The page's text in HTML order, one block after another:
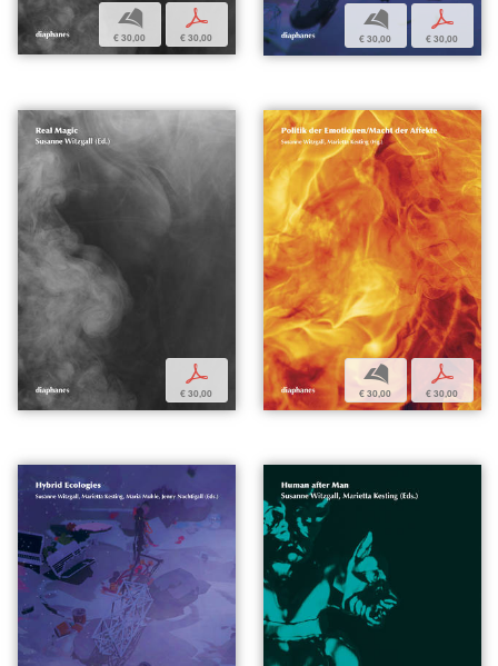
b
€ 30,00
p
€ 30,00
b
€ 30,00
p
€ 30,00
p
€ 30,00
b
€ 30,00
p
€ 30,00